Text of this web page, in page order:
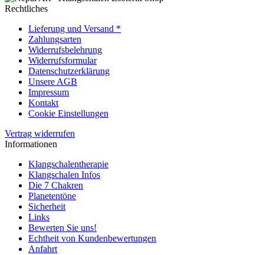
Rechtliches
Lieferung und Versand *
Zahlungsarten
Widerrufsbelehrung
Widerrufsformular
Datenschutzerklärung
Unsere AGB
Impressum
Kontakt
Cookie Einstellungen
Vertrag widerrufen
Informationen
Klangschalentherapie
Klangschalen Infos
Die 7 Chakren
Planetentöne
Sicherheit
Links
Bewerten Sie uns!
Echtheit von Kundenbewertungen
Anfahrt